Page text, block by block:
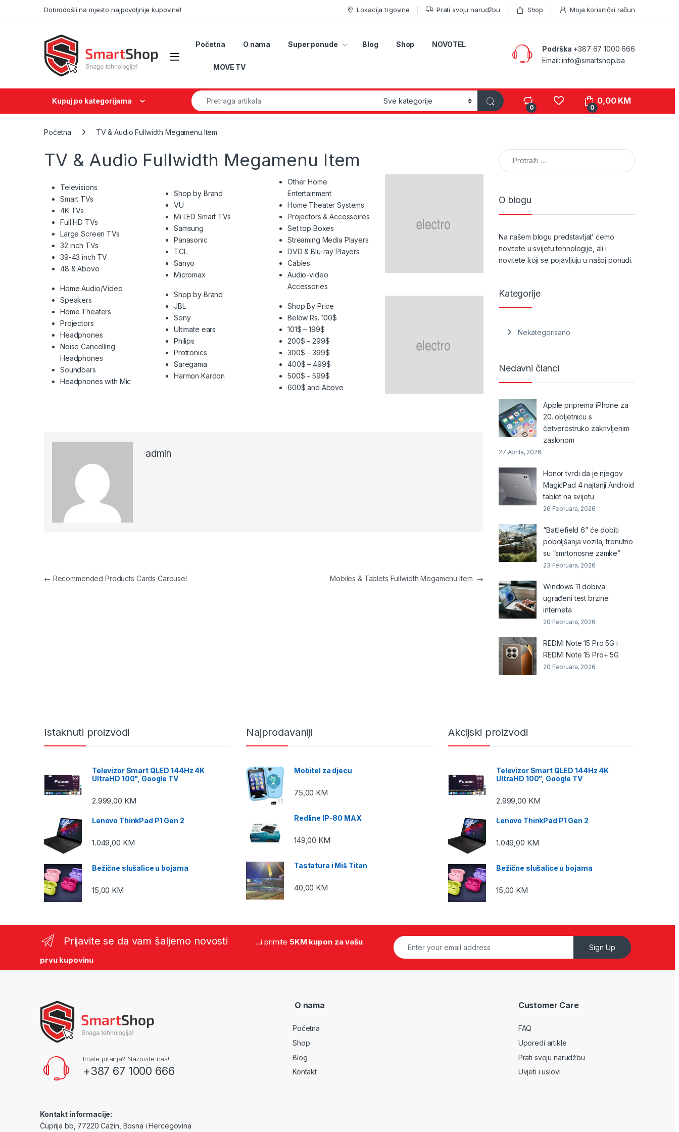
Dobrodošli na mjesto najpovoljnije kupovine! Lokacija trgovine Prati svoju narudžbu Shop Moja korisnički račun
Početna O nama Super ponude Blog Shop NOVOTEL
MOVE TV
Podrška +387 67 1000 666
Email: info@smartshop.ba
Kupuj po kategorijama
Search for:
0 0
0,00 KM
Početna TV & Audio Fullwidth Megamenu Item
TV & Audio Fullwidth Megamenu Item
Televisions
Smart TVs
4K TVs
Full HD TVs
Large Screen TVs
32 inch TVs
39-43 inch TV
48 & Above
Home Audio/Video
Speakers
Home Theaters
Projectors
Headphones
Noise Cancelling
Headphones
Soundbars
Headphones with Mic
Shop by Brand
VU
Mi LED Smart TVs
Samsung
Panasonic
TCL
Sanyo
Micromax
Shop by Brand
JBL
Sony
Ultimate ears
Philips
Protronics
Saregama
Harmon Kardon
Other Home
Entertainment
Home Theater Systems
Projectors & Accessoires
Set top Boxes
Streaming Media Players
DVD & Blu-ray Players
Cables
Audio-video
Accessories
Shop By Price
Below Rs. 100$
101$ – 199$
200$ – 299$
300$ – 399$
400$ – 499$
500$ – 599$
600$ and Above
admin
Navigacija članaka
← Recommended Products Cards Carousel Mobiles & Tablets Fullwidth Megamenu Item →
Pretraga:
O blogu
Na našem blogu predstavljat’ ćemo
novitete u svijetu tehnologije, ali i
novitete koji se pojavljuju u našoj ponudi.
Kategorije
Nekategorisano
Nedavni članci
Apple priprema iPhone za
20. obljetnicu s
četverostruko zakrivljenim
zaslonom
27 Aprila, 2026
Honor tvrdi da je njegov
MagicPad 4 najtanji Android
tablet na svijetu
26 Februara, 2026
“Battlefield 6” će dobiti
poboljšanja vozila, trenutno
su “smrtonosne zamke”
23 Februara, 2026
Windows 11 dobiva
ugrađeni test brzine
interneta
20 Februara, 2026
REDMI Note 15 Pro 5G i
REDMI Note 15 Pro+ 5G
20 Februara, 2026
Istaknuti proizvodi
Televizor Smart QLED 144Hz 4K
UltraHD 100", Google TV
2.999,00 KM
Lenovo ThinkPad P1 Gen 2
1.049,00 KM
Bežične slušalice u bojama
15,00 KM
Najprodavaniji
Mobitel za djecu
75,00 KM
Redline IP-80 MAX
149,00 KM
Tastatura i Miš Titan
40,00 KM
Akcijski proizvodi
Televizor Smart QLED 144Hz 4K
UltraHD 100", Google TV
2.999,00 KM
Lenovo ThinkPad P1 Gen 2
1.049,00 KM
Bežične slušalice u bojama
15,00 KM
Prijavite se da vam šaljemo novosti ...i primite 5KM kupon za vašu
prvu kupovinu
Sign Up
Imate pitanja? Nazovite nas!
+387 67 1000 666
Kontakt informacije:
Ćuprija bb, 77220 Cazin, Bosna i Hercegovina
O nama
Početna
Shop
Blog
Kontakt
Customer Care
FAQ
Uporedi artikle
Prati svoju narudžbu
Uvjeti i uslovi